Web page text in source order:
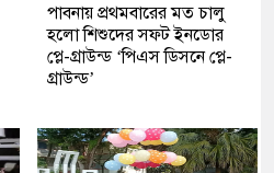
পাবনায় প্রথমবারের মত চালু
হলো শিশুদের সফট ইনডোর
প্লে-গ্রাউন্ড ‘পিএস ডিসনে প্লে-
গ্রাউন্ড’